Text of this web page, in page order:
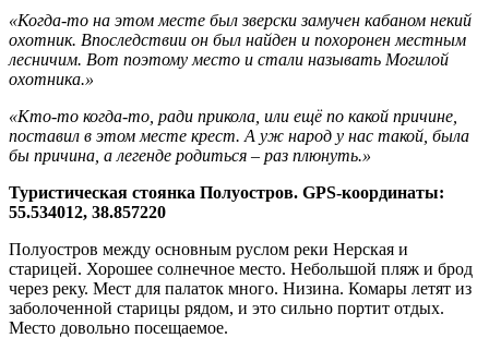
«Когда-то на этом месте был зверски замучен кабаном некий
охотник. Впоследствии он был найден и похоронен местным
лесничим. Вот поэтому место и стали называть Могилой
охотника.»
«Кто-то когда-то, ради прикола, или ещё по какой причине,
поставил в этом месте крест. А уж народ у нас такой, была
бы причина, а легенде родиться – раз плюнуть.»
Туристическая стоянка Полуостров. GPS-координаты:
55.534012, 38.857220
Полуостров между основным руслом реки Нерская и
старицей. Хорошее солнечное место. Небольшой пляж и брод
через реку. Мест для палаток много. Низина. Комары летят из
заболоченной старицы рядом, и это сильно портит отдых.
Место довольно посещаемое.